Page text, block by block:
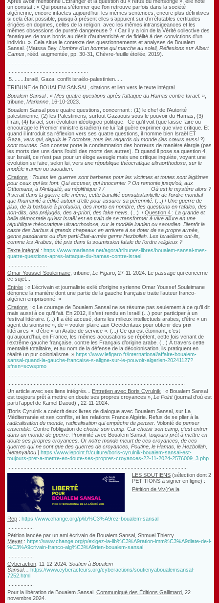
un constat : « Qui pourra s’étonner que l’on retrouve parfois dans la société
algérienne, encore intactes aujourd’hui, les mêmes sentences, encore plus définitives
si cela était possible, puisqu’à présent elles s’appuient sur d’irréfutables certitudes
érigées en dogmes, celles de la religion, avec les mêmes intransigeances et les
mêmes obsessions de pureté dangereuse ? / Car il y a loin de la Vérité collective des
fanatiques de tous bords au désir d’authenticité et de fidélité à des convictions d’un
individu. ». Cela situe le contexte des questionnements et analyses de Boualem
Sansal. (Maïssa Bey, L’ombre d’un homme qui marche au soleil, Réflexions sur Albert
Camus , rééd. augmentée, pp. 30-31, Chèvre-feuille étoilée, 2019).
.5. .......Israël, Gaza, conflit israélo-palestinien......
TRIBUNE de BOUALEM SANSAL
, citations et lien vers le texte intégral.
Boualem Sansal : « Mes quatre questions après l’attaque du Hamas contre Israël. »
tribune, Marianne , 16-10-2023.
Boualem Sansal pose quatre questions, concernant : (1) le chef de l’Autorité
palestinienne, (2) les Palestiniens, surtout Gazaouis sous le pouvoir du Hamas, (3)
l’Iran, (4) Israël, son évolution idéologico-politique. Ce qu’il voit (que laisse faire ou
encourage le Premier ministre israélien) ne lui fait guère exprimer que vive critique. Et
quand il introduit sa réflexion vers ses quatre questions, il nomme bien Israël ET
Gaza, vers qui, depuis le 7 octobre, tous les regards du monde (les cœurs aussi ?)
sont tournés . Son constat porte la condamnation des horreurs de manière élargie (pas
les morts des uns dans l’oubli des morts des autres). Et quand il pose sa question 4,
sur Israël, ce n’est pas pour un éloge aveugle mais une critique inquiète, voyant une
évolution se faire, selon lui, vers une république théocratique ultraorthodoxe, sur le
modèle iranien ou saoudien
Citations : Toutes les guerres sont barbares pour les victimes et toutes sont légitimes
pour ceux qui les font. Qui accuser, qui innocenter ? On remonte jusqu’où, aux
Otttomans, à l’Antiquité, au néolithique ? / Où est le mystère alors ?
Il serait dans la guerre elle-même, cette banalité consubstantielle de l’ordre mondial
que l’humanité a édifié autour d’elle pour assurer sa pérennité. (...) / Une guerre de
plus, de la barbarie à profusion, des morts en nombre, des questions en rafales, des
non-dits, des préjugés, des a-priori, des fake news. (...) / Question 4 : La grande et
belle démocratie qu’est Israël est en train de se transformer à vive allure en une
république théocratique ultraorthodoxe, sur le modèle iranien ou saoudien. Bientôt la
caste des barbus à grands chapeaux en arrivera à se doter de sa propre armée,
genre pasdarans ou d’un parti-État-armée genre Hezbollah. Les Israéliens ont-ils,
comme les Arabes, été pris dans la soumission fatale de l’ordre religieux ?
Texte intégral : https://www.marianne.net/agora/tribunes-libres/boualem-sansal-mes-
quatre-questions-apres-lattaque-du-hamas-contre-israel
Omar Youssef Souleimane , tribune, Le Figaro , 27-11-2024. Le passage qui concerne
ce sujet...
Entrée : « L’écrivain et journaliste exilé d’origine syrienne Omar Youssef Souleimane
dénonce la manière dont une partie de la gauche française traite l’auteur franco-
algérien emprisonné. »
Citations : « Le courage de Boualem Sansal ne se résume pas seulement à ce qu’il dit
mais aussi à ce qu’il fait. En 2012, il s’est rendu en Israël (...) pour participer à un
festival littéraire. (...) Il a été accusé, dans les milieux intellectuels arabes, d’être « un
agent du sionisme », de « vouloir plaire aux Occidentaux pour obtenir des prix
littéraires », d’être « un Arabe de service ». (...) Ce qui est étonnant, c’est
qu’aujourd’hui, en France, les mêmes accusations se répètent, cette fois venant de
l’extrême gauche française, contre les Français d’origine arabe. (...) À travers cette
mentalité totalitaire, et au nom de la défense de la décolonisation, ils pratiquent en
réalité un pur colonialisme. » https://www.lefigaro.fr/international/affaire-boualem-
sansal-quand-la-gauche-francaise-s-aligne-sur-le-pouvoir-algerien-20241127?
sfnsn=scwspmo
Un article avec ses liens intégrés... Entretien avec Boris Cyrulnik : « Boualem Sansal
est toujours prêt à mettre en doute ses propres croyances », Le Point(journal d’où est
parti l’appel de Kamel Daoud) , 22-11-2024.
[Boris Cyrulnik a coécrit deux livres de dialogue avec Boualem Sansal, sur La
Méditerranée et ses conflits, et les relations France Algérie. Refus de se plier à la
radicalisation du monde, radicalisation qui empêche de penser . Volonté de penser
ensemble. Contre l’obligation de choisir son camp . Car choisir son camp, c’est entrer
dans un monde de guerre . Proximité avec Boualem Sansal, toujours prêt à mettre en
doute ses propres croyances. Or notre monde meurt de ces croyances, de ces
guerres qui ne sont que des guerres de croyances, Poutine, le Hamas, le Hezbollah,
Netanyahou .] https://www.lepoint.fr/culture/boris-cyrulnik-boualem-sansal-est-
toujours-pret-a-mettre-en-doute-ses-propres-croyances-22-11-2024-2576009_3.php
LES SOUTIENS(sélection dont 2
PÉTITIONS à signer en ligne) :
Pétition de Viv(r)e la
Rep : https://www.change.org/p/lib%C3%A9rez-boualem-sansal
Pétition lancée par un ami écrivain de Boualem Sansal, Shmuel Thierry
Meyer : https://www.change.org/p/exigez-la-lib%C3%A9ration-imm%C3%A9diate-de-l-
%C3%A9crivain-franco-alg%C3%A9rien-boualem-sansal
Cyberaction , 11-12-2024. Soutien à Boualem
Sansal… https://www.cyberacteurs.org/cyberactions/soutienyaboualemsansal-
7252.html
Pour la libération de Boualem Sansal. Communiqué des Éditions Gallimard 22
novembre 2024.